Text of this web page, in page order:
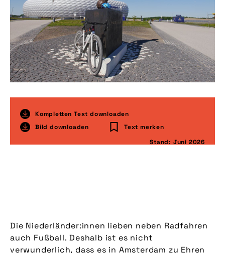
Kompletten Text downloaden
Bild downloaden
Text merken
Stand: Juni 2026
Die Niederländer:innen lieben neben Radfahren
auch Fußball. Deshalb ist es nicht
verwunderlich, dass es in Amsterdam zu Ehren